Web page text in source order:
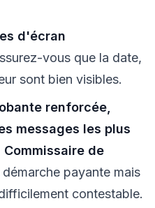
d'écran
vous que la date,
sont bien visibles.
renforcée,
messages les plus
de
payante mais
contestable.